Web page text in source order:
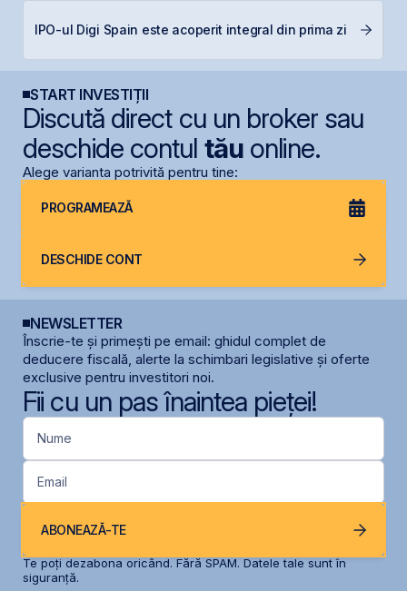
IPO-ul Digi Spain este acoperit integral din prima zi
START INVESTIȚII
Discută direct cu un broker sau
deschide contul tăuonline.
Alege varianta potrivită pentru tine:
PROGRAMEAZĂ
DESCHIDE CONT
NEWSLETTER
Înscrie-te și primești pe email: ghidul complet de
deducere fiscală, alerte la schimbari legislative și oferte
exclusive pentru investitori noi.
Fii cu un pas înaintea pieței!
Nume
Email
ABONEAZĂ-TE
Te poți dezabona oricând. Fără SPAM. Datele tale sunt în
siguranță.